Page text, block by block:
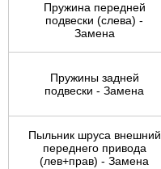
Пружина передней
подвески (слева) -
Замена
Пружины задней
подвески - Замена
Пыльник шруса внешний
переднего привода
(лев+прав) - Замена